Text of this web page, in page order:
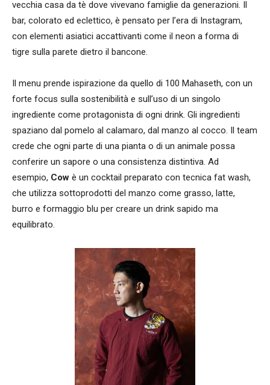
vecchia casa da tè dove vivevano famiglie da generazioni. Il
bar, colorato ed eclettico, è pensato per l’era di Instagram,
con elementi asiatici accattivanti come il neon a forma di
tigre sulla parete dietro il bancone.
Il menu prende ispirazione da quello di 100 Mahaseth, con un
forte focus sulla sostenibilità e sull’uso di un singolo
ingrediente come protagonista di ogni drink. Gli ingredienti
spaziano dal pomelo al calamaro, dal manzo al cocco. Il team
crede che ogni parte di una pianta o di un animale possa
conferire un sapore o una consistenza distintiva. Ad
esempio, Cow è un cocktail preparato con tecnica fat wash,
che utilizza sottoprodotti del manzo come grasso, latte,
burro e formaggio blu per creare un drink sapido ma
equilibrato.